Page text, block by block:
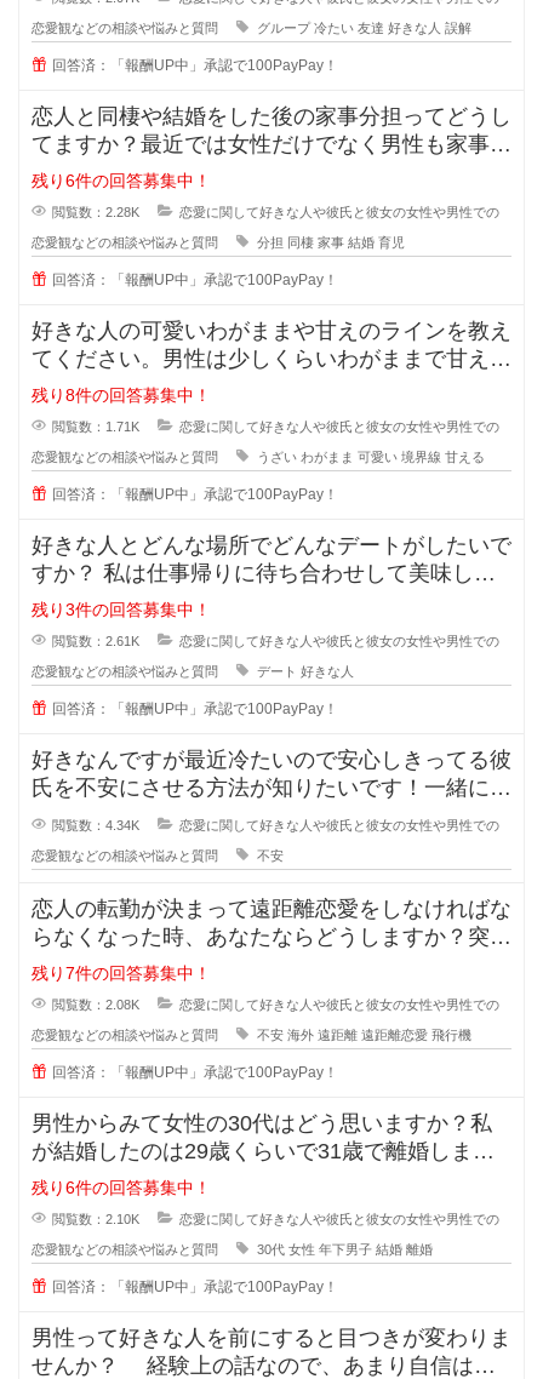
恋愛観などの相談や悩みと質問 グループ 冷たい 友達 好きな人 誤解
回答済：「報酬UP中」承認で100PayPay！
恋人と同棲や結婚をした後の家事分担ってどうし
てますか？最近では女性だけでなく男性も家事を
やろうみたいな風潮がある時代です
残り6件の回答募集中！
閲覧数：2.28K 恋愛に関して好きな人や彼氏と彼女の女性や男性での
恋愛観などの相談や悩みと質問 分担 同棲 家事 結婚 育児
回答済：「報酬UP中」承認で100PayPay！
好きな人の可愛いわがままや甘えのラインを教え
てください。男性は少しくらいわがままで甘えて
くれる女性が好きと言いますが、あ
残り8件の回答募集中！
閲覧数：1.71K 恋愛に関して好きな人や彼氏と彼女の女性や男性での
恋愛観などの相談や悩みと質問 うざい わがまま 可愛い 境界線 甘える
回答済：「報酬UP中」承認で100PayPay！
好きな人とどんな場所でどんなデートがしたいで
すか？ 私は仕事帰りに待ち合わせして美味しい
ものを一緒に食べながら時間を過ご
残り3件の回答募集中！
閲覧数：2.61K 恋愛に関して好きな人や彼氏と彼女の女性や男性での
恋愛観などの相談や悩みと質問 デート 好きな人
回答済：「報酬UP中」承認で100PayPay！
好きなんですが最近冷たいので安心しきってる彼
氏を不安にさせる方法が知りたいです！一緒にい
るのが当たり前になってしまってる
閲覧数：4.34K 恋愛に関して好きな人や彼氏と彼女の女性や男性での
恋愛観などの相談や悩みと質問 不安
恋人の転勤が決まって遠距離恋愛をしなければな
らなくなった時、あなたならどうしますか？突然
恋人の転勤が決まって遠距離に..
残り7件の回答募集中！
閲覧数：2.08K 恋愛に関して好きな人や彼氏と彼女の女性や男性での
恋愛観などの相談や悩みと質問 不安 海外 遠距離 遠距離恋愛 飛行機
回答済：「報酬UP中」承認で100PayPay！
男性からみて女性の30代はどう思いますか？私
が結婚したのは29歳くらいで31歳で離婚しまし
たが、30歳の誕生日の時に元旦
残り6件の回答募集中！
閲覧数：2.10K 恋愛に関して好きな人や彼氏と彼女の女性や男性での
恋愛観などの相談や悩みと質問 30代 女性 年下男子 結婚 離婚
回答済：「報酬UP中」承認で100PayPay！
男性って好きな人を前にすると目つきが変わりま
せんか？ 経験上の話なので、あまり自信はな